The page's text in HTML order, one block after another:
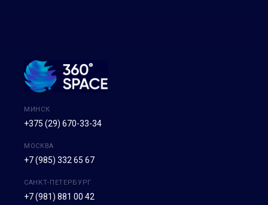
МИНСК
+375 (29) 670-33-34
МОСКВА
+7 (985) 332 65 67
САНКТ-ПЕТЕРБУРГ
+7 (981) 881 00 42